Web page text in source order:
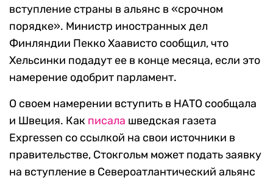
вступление страны в альянс в «срочном
порядке». Министр иностранных дел
Финляндии Пекко Хаависто сообщил, что
Хельсинки подадут ее в конце месяца, если это
намерение одобрит парламент.
О своем намерении вступить в НАТО сообщала
и Швеция. Как писала шведская газета
Expressen со ссылкой на свои источники в
правительстве, Стокгольм может подать заявку
на вступление в Североатлантический альянс